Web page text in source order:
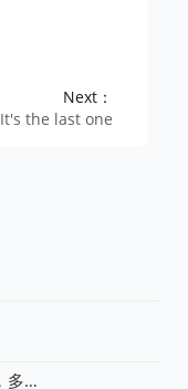
Next：
It's the last one
RakSmart 盛夏大促，秒杀低至$3.99，多重优惠券不限量！